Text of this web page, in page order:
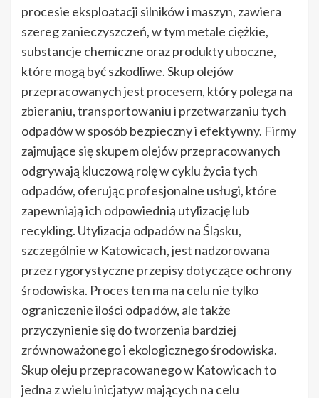
procesie eksploatacji silników i maszyn, zawiera
szereg zanieczyszczeń, w tym metale ciężkie,
substancje chemiczne oraz produkty uboczne,
które mogą być szkodliwe. Skup olejów
przepracowanych jest procesem, który polega na
zbieraniu, transportowaniu i przetwarzaniu tych
odpadów w sposób bezpieczny i efektywny. Firmy
zajmujące się skupem olejów przepracowanych
odgrywają kluczową rolę w cyklu życia tych
odpadów, oferując profesjonalne usługi, które
zapewniają ich odpowiednią utylizację lub
recykling. Utylizacja odpadów na Śląsku,
szczególnie w Katowicach, jest nadzorowana
przez rygorystyczne przepisy dotyczące ochrony
środowiska. Proces ten ma na celu nie tylko
ograniczenie ilości odpadów, ale także
przyczynienie się do tworzenia bardziej
zrównoważonego i ekologicznego środowiska.
Skup oleju przepracowanego w Katowicach to
jedna z wielu inicjatyw mających na celu